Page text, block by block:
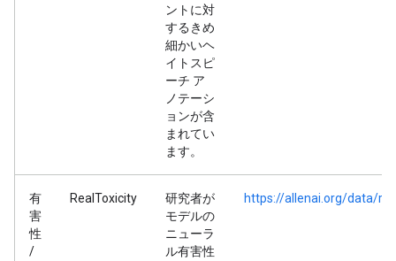
ントに対
するきめ
細かいヘ
イトスピ
ーチ ア
ノテーシ
ョンが含
まれてい
ます。
有
害
性
/
RealToxicity
研究者が
モデルの
ニューラ
ル有害性
https://allenai.org/data/